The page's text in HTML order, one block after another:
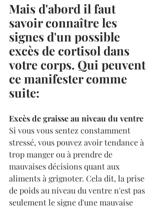
Mais d'abord il faut
savoir connaître les
signes d'un possible
excès de cortisol dans
votre corps. Qui peuvent
ce manifester comme
suite:
Excès de graisse au niveau du ventre
Si vous vous sentez constamment
stressé, vous pouvez avoir tendance à
trop manger ou à prendre de
mauvaises décisions quant aux
aliments à grignoter. Cela dit, la prise
de poids au niveau du ventre n'est pas
seulement le signe d'une mauvaise